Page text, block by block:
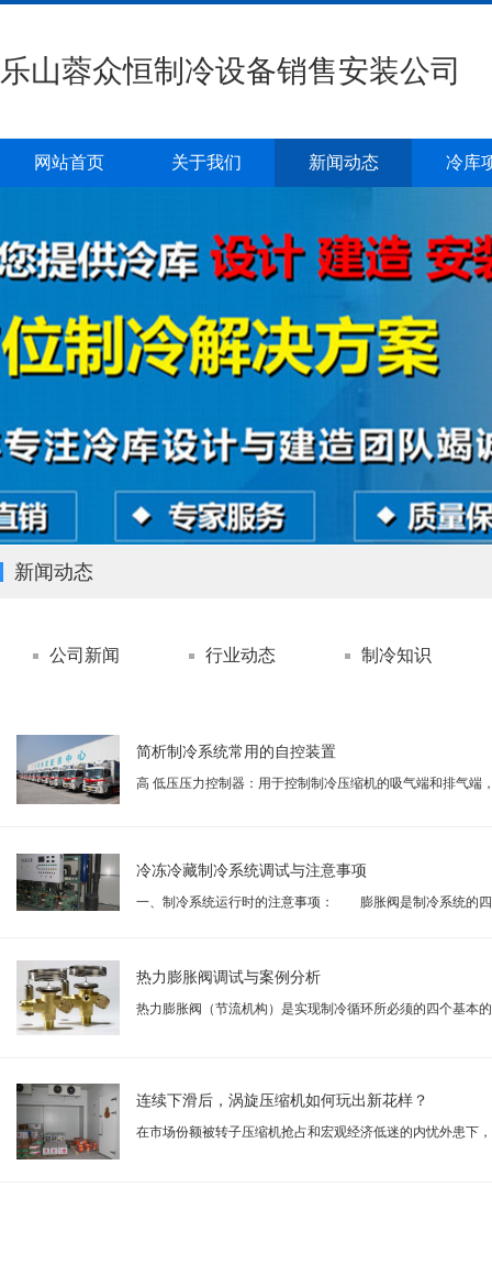
乐山蓉众恒制冷设备销售安装公司
网站首页 关于我们 新闻动态 冷库
新闻动态
公司新闻 行业动态 制冷知识
简析制冷系统常用的自控装置
高 低压压力控制器：用于控制制冷压缩机的吸气端和排气端
冷冻冷藏制冷系统调试与注意事项
一、制冷系统运行时的注意事项： 膨胀阀是制冷系统的
热力膨胀阀调试与案例分析
热力膨胀阀（节流机构）是实现制冷循环所必须的四个基本
连续下滑后，涡旋压缩机如何玩出新花样？
在市场份额被转子压缩机抢占和宏观经济低迷的内忧外患下